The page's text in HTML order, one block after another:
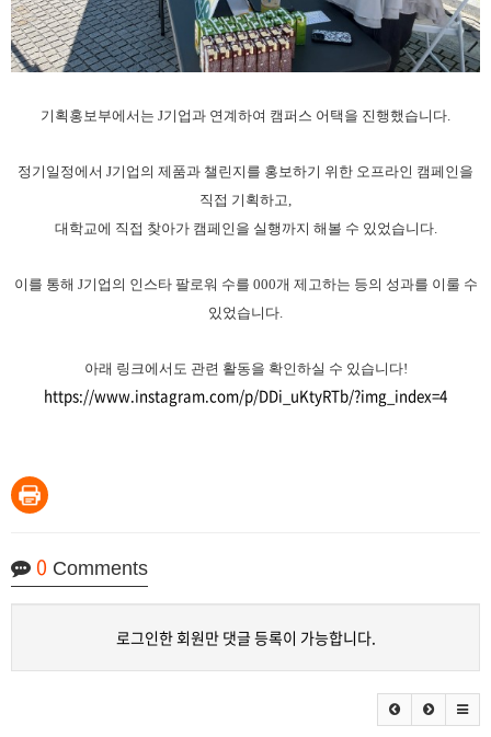
기획홍보부에서는 J기업과 연계하여 캠퍼스 어택을 진행했습니다.
정기일정에서 J기업의 제품과 챌린지를 홍보하기 위한 오프라인 캠페인을
직접 기획하고,
대학교에 직접 찾아가 캠페인을 실행까지 해볼 수 있었습니다.
이를 통해 J기업의 인스타 팔로워 수를 000개 제고하는 등의 성과를 이룰 수
있었습니다.
아래 링크에서도 관련 활동을 확인하실 수 있습니다!
https://www.instagram.com/p/DDi_uKtyRTb/?img_index=4
0 Comments
로그인한 회원만 댓글 등록이 가능합니다.